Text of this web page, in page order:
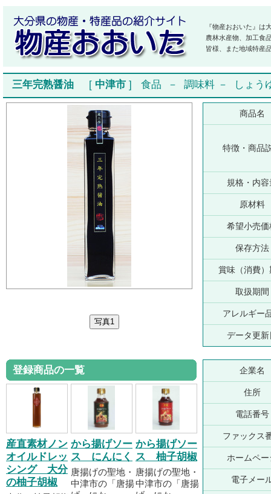
『物産おおいた』は
農林水産物、加工食
皆様、また地域特産
三年完熟醤油 [ 中津市 ] 食品 － 調味料 － しょう
商品名
特徴・商品
規格・内容
原材料
希望小売価
保存方法
賞味（消費）
取扱期間
アレルギー
データ更新
登録商品の一覧
産直素材ノン
オイルドレッ
シング 大分
の柚子胡椒
から揚げソー
ス にんにく
唐揚げの聖地・
中津市の「唐揚
から揚げソー
ス 柚子胡椒
唐揚げの聖地・
中津市の「唐揚
企業名
住所
電話番号
ファックス
ホームペー
電子メー